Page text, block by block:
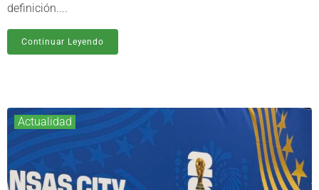
definición....
Continuar Leyendo
Actualidad